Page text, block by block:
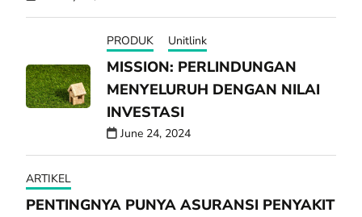
PRODUK Unitlink
MISSION: PERLINDUNGAN
MENYELURUH DENGAN NILAI
INVESTASI
June 24, 2024
ARTIKEL
PENTINGNYA PUNYA ASURANSI PENYAKIT